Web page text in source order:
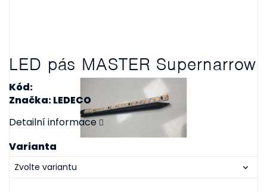
LED pás MASTER Supernarrow
Kód:
Značka: LEDECO
Varianta
Detailní informace